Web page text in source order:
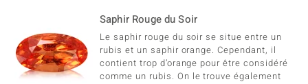
Saphir Rouge du Soir
Le saphir rouge du soir se situe entre un
rubis et un saphir orange. Cependant, il
contient trop d’orange pour être considéré
comme un rubis. On le trouve également